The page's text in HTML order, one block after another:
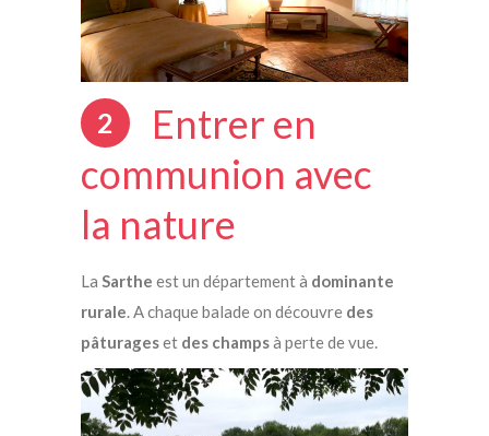
2
Entrer en
communion avec
la nature
La Sarthe est un département à dominante
rurale. A chaque balade on découvre des
pâturageset des champsà perte de vue.